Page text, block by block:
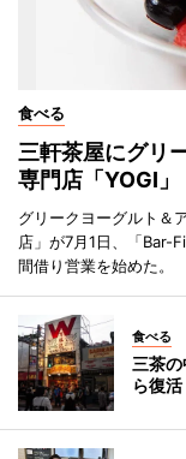
食べる
三軒茶屋にグリ
専門店「YOGI」
グリークヨーグルト＆
店」が7月1日、「Bar-
間借り営業を始めた。
食べる
三茶
ら復活